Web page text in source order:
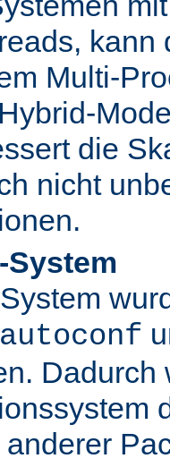
kann
Multi-
die
nicht
System
autoconf
Dadurch